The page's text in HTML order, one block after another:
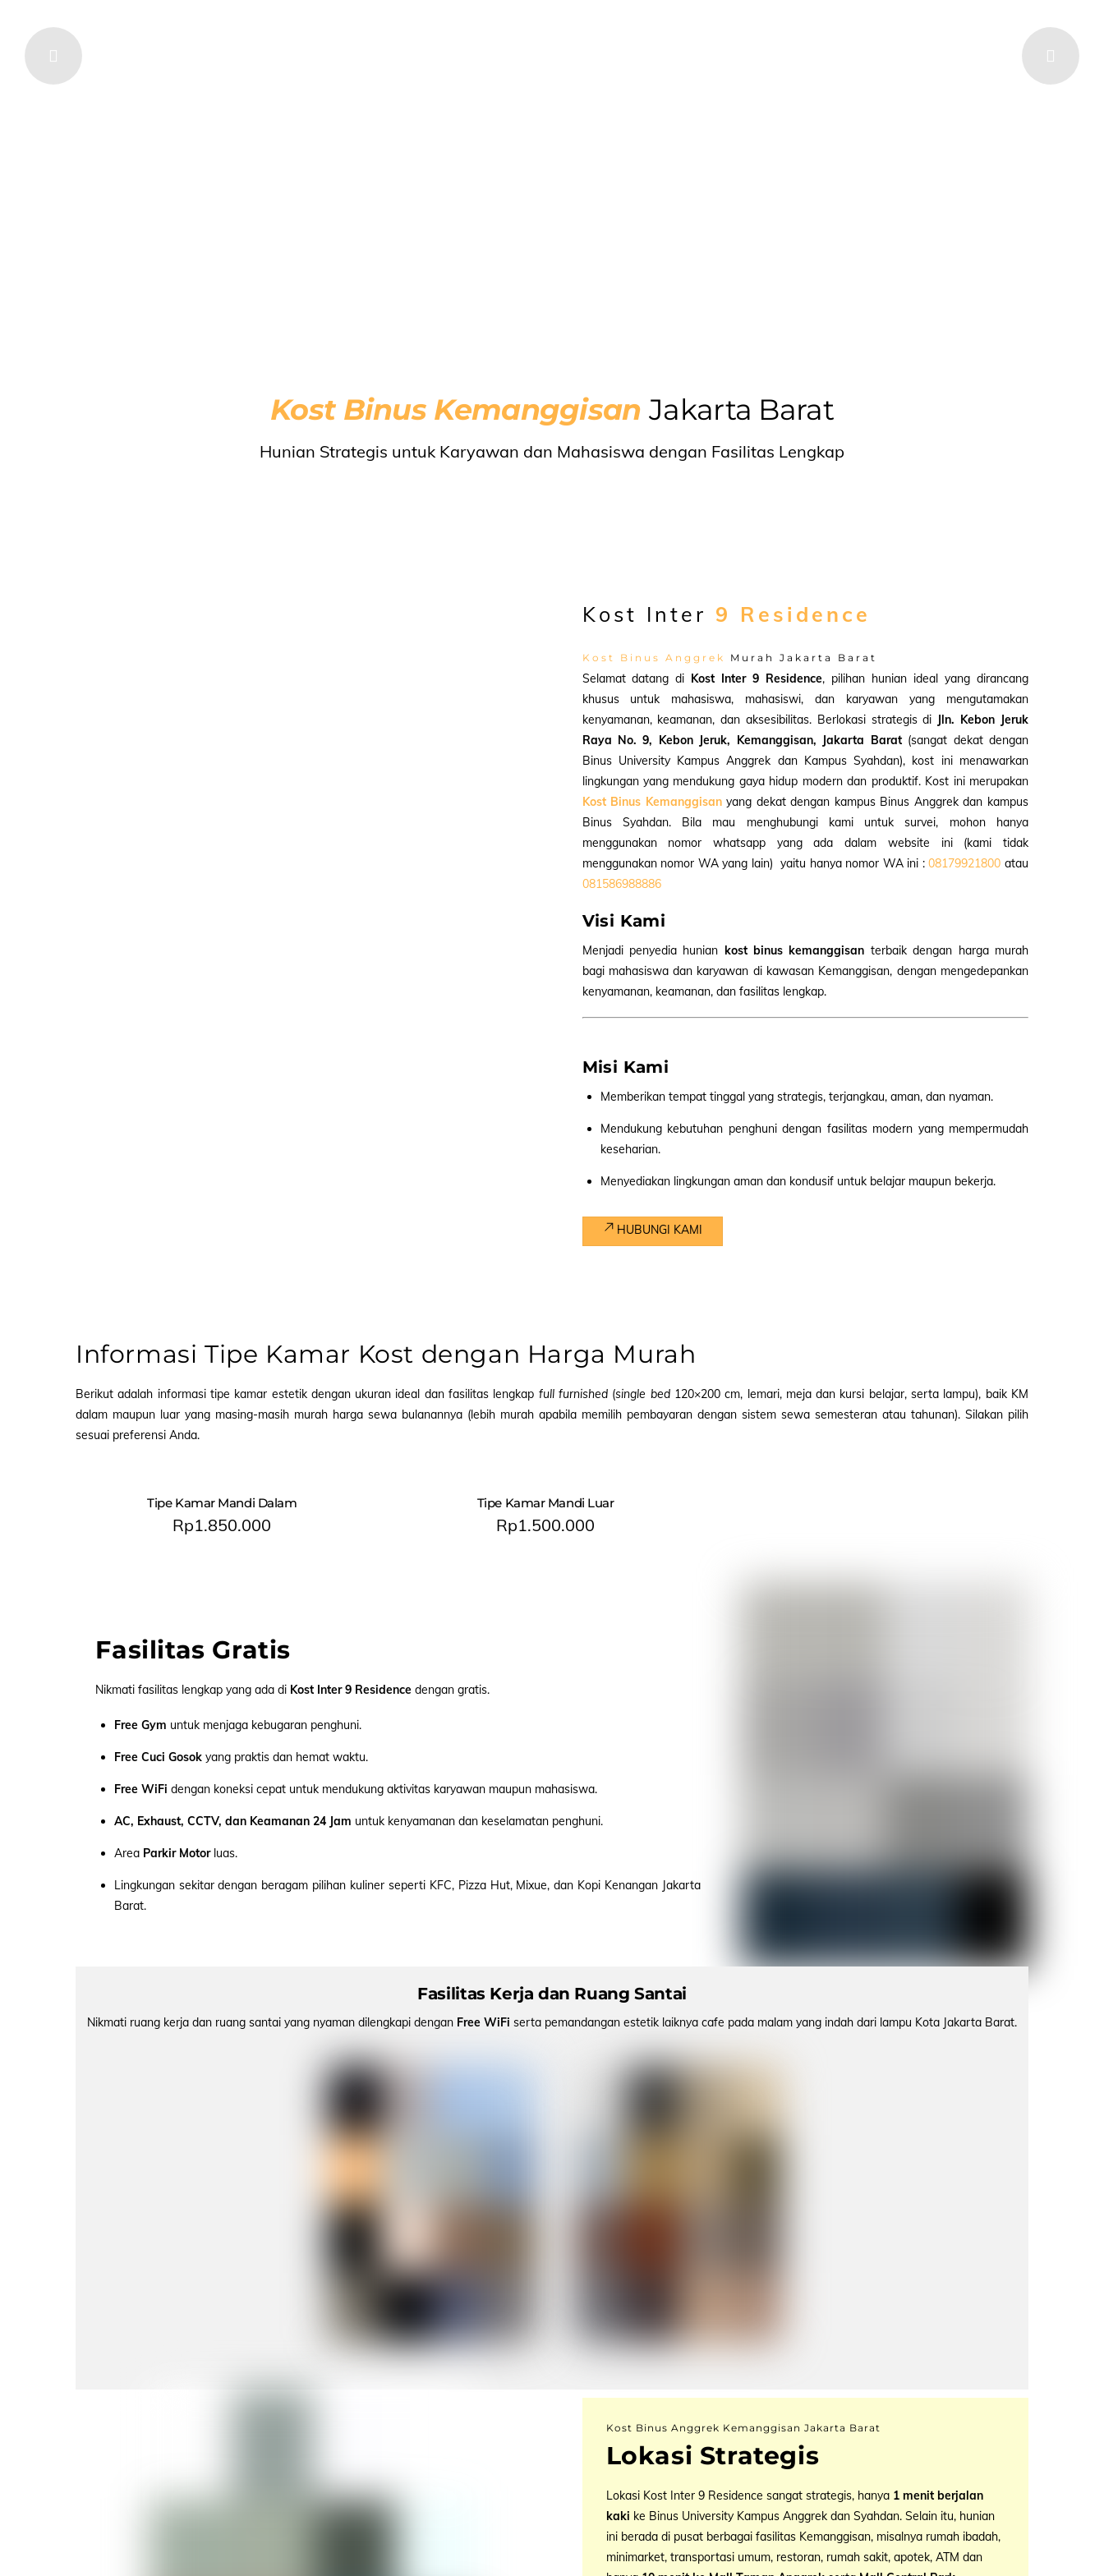
Kost Binus Kemanggisan Jakarta Barat
Hunian Strategis untuk Karyawan dan Mahasiswa dengan Fasilitas Lengkap
Kost Inter 9 Residence
Kost Binus Anggrek Murah Jakarta Barat
Selamat datang di Kost Inter 9 Residence, pilihan hunian ideal yang dirancang
khusus untuk mahasiswa, mahasiswi, dan karyawan yang mengutamakan
kenyamanan, keamanan, dan aksesibilitas. Berlokasi strategis di Jln. Kebon Jeruk
Raya No. 9, Kebon Jeruk, Kemanggisan, Jakarta Barat (sangat dekat dengan
Binus University Kampus Anggrek dan Kampus Syahdan), kost ini menawarkan
lingkungan yang mendukung gaya hidup modern dan produktif. Kost ini merupakan
Kost Binus Kemanggisanyang dekat dengan kampus Binus Anggrek dan kampus
Binus Syahdan. Bila mau menghubungi kami untuk survei, mohon hanya
menggunakan nomor whatsapp yang ada dalam website ini (kami tidak
menggunakan nomor WA yang lain) yaitu hanya nomor WA ini :08179921800 atau
081586988886
Visi Kami
Menjadi penyedia hunian kost binus kemanggisan terbaik dengan harga murah
bagi mahasiswa dan karyawan di kawasan Kemanggisan, dengan mengedepankan
kenyamanan, keamanan, dan fasilitas lengkap.
Misi Kami
Memberikan tempat tinggal yang strategis, terjangkau, aman, dan nyaman.
Mendukung kebutuhan penghuni dengan fasilitas modern yang mempermudah
keseharian.
Menyediakan lingkungan aman dan kondusif untuk belajar maupun bekerja.
HUBUNGI KAMI
Informasi Tipe Kamar Kost dengan Harga Murah
Berikut adalah informasi tipe kamar estetik dengan ukuran ideal dan fasilitas lengkap full furnished (single bed120×200 cm, lemari, meja dan kursi belajar, serta lampu), baik KM
dalam maupun luar yang masing-masih murah harga sewa bulanannya (lebih murah apabila memilih pembayaran dengan sistem sewa semesteran atau tahunan). Silakan pilih
sesuai preferensi Anda.
Tipe Kamar Mandi Dalam
Rp1.850.000
Tipe Kamar Mandi Luar
Rp1.500.000
Fasilitas Gratis
Nikmati fasilitas lengkap yang ada di Kost Inter 9 Residence dengan gratis.
Free Gym untuk menjaga kebugaran penghuni.
Free Cuci Gosokyang praktis dan hemat waktu.
Free WiFi dengan koneksi cepat untuk mendukung aktivitas karyawan maupun mahasiswa.
AC, Exhaust, CCTV, dan Keamanan 24 Jam untuk kenyamanan dan keselamatan penghuni.
Area Parkir Motorluas.
Lingkungan sekitar dengan beragam pilihan kuliner seperti KFC, Pizza Hut, Mixue, dan Kopi Kenangan Jakarta
Barat.
Fasilitas Kerja dan Ruang Santai
Nikmati ruang kerja dan ruang santai yang nyaman dilengkapi dengan Free WiFi serta pemandangan estetik laiknya cafe pada malam yang indah dari lampu Kota Jakarta Barat.
Kost Binus Anggrek Kemanggisan Jakarta Barat
Lokasi Strategis
Lokasi Kost Inter 9 Residence sangat strategis, hanya 1 menit berjalan
kaki ke Binus University Kampus Anggrek dan Syahdan. Selain itu, hunian
ini berada di pusat berbagai fasilitas Kemanggisan, misalnya rumah ibadah,
minimarket, transportasi umum, restoran, rumah sakit, apotek, ATM dan